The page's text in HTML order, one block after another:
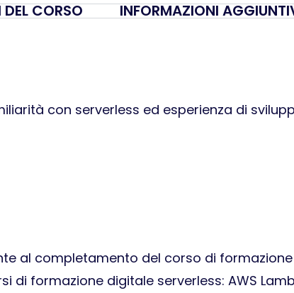
CORSO INFORMAZIONI
con serverless ed esperienza di
al completamento del corso di
formazione digitale serverless: AWS